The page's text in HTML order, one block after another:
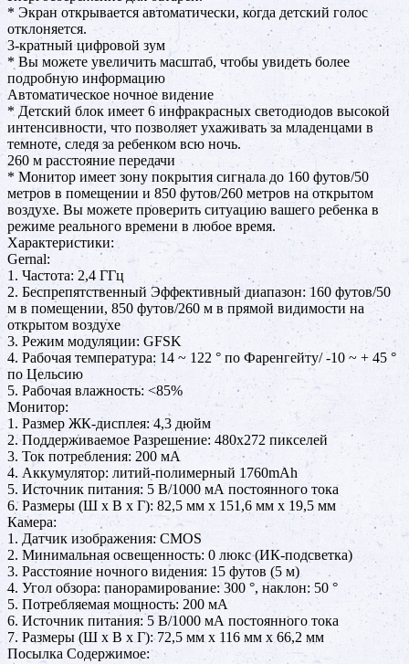
* Экран открывается автоматически, когда детский голос
отклоняется.
3-кратный цифровой зум
* Вы можете увеличить масштаб, чтобы увидеть более
подробную информацию
Автоматическое ночное видение
* Детский блок имеет 6 инфракрасных светодиодов высокой
интенсивности, что позволяет ухаживать за младенцами в
темноте, следя за ребенком всю ночь.
260 м расстояние передачи
* Монитор имеет зону покрытия сигнала до 160 футов/50
метров в помещении и 850 футов/260 метров на открытом
воздухе. Вы можете проверить ситуацию вашего ребенка в
режиме реального времени в любое время.
Характеристики:
Gernal:
1. Частота: 2,4 ГГц
2. Беспрепятственный Эффективный диапазон: 160 футов/50
м в помещении, 850 футов/260 м в прямой видимости на
открытом воздухе
3. Режим модуляции: GFSK
4. Рабочая температура: 14 ~ 122 ° по Фаренгейту/ -10 ~ + 45 °
по Цельсию
5. Рабочая влажность: <85%
Монитор:
1. Размер ЖК-дисплея: 4,3 дюйм
2. Поддерживаемое Разрешение: 480x272 пикселей
3. Ток потребления: 200 мА
4. Аккумулятор: литий-полимерный 1760mAh
5. Источник питания: 5 В/1000 мА постоянного тока
6. Размеры (Ш x В x Г): 82,5 мм x 151,6 мм x 19,5 мм
Камера:
1. Датчик изображения: CMOS
2. Минимальная освещенность: 0 люкс (ИК-подсветка)
3. Расстояние ночного видения: 15 футов (5 м)
4. Угол обзора: панорамирование: 300 °, наклон: 50 °
5. Потребляемая мощность: 200 мА
6. Источник питания: 5 В/1000 мА постоянного тока
7. Размеры (Ш x В x Г): 72,5 мм x 116 мм x 66,2 мм
Посылка Содержимое: